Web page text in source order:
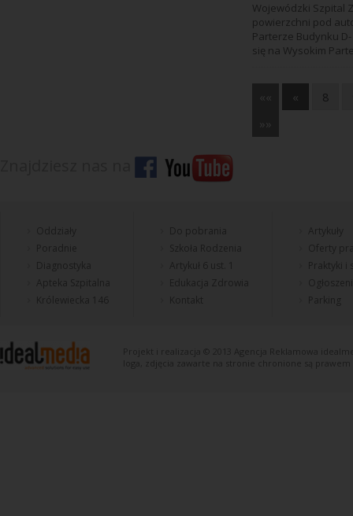
Wojewódzki Szpital
powierzchni pod
Parterze Budynku
się na Wysokim
« 8
Poradnie
Diagnostyka
Apteka Szpitalna
Królewiecka 146
Do pobrania
Artykuł 6 ust. 1
Edukacja Zdrowia
Artykuły
Oferty
Praktyki
Parking
Projekt i realizacja © 2013 Agencja Reklamowa
loga, zdjęcia zawarte na stronie chronione są